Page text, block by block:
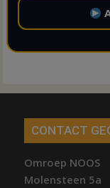
CONTACT
Omroep NOOS
Molensteen 5a